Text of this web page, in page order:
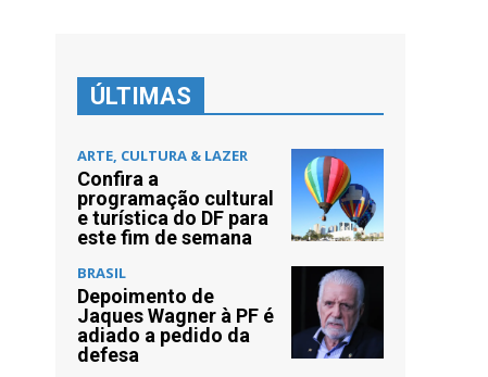
ÚLTIMAS
ARTE, CULTURA & LAZER
Confira a
programação cultural
e turística do DF para
este fim de semana
BRASIL
Depoimento de
Jaques Wagner à PF é
adiado a pedido da
defesa